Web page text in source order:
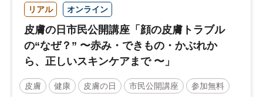
リアル オンライン
皮膚の日市民公開講座「顔の皮膚トラブル
の“なぜ？” 〜赤み・できもの・かぶれか
ら、正しいスキンケアまで 〜」
皮膚 健康 皮膚の日 市民公開講座 参加無料